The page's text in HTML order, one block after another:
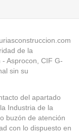
de la
Asprocon, CIF G-
sin su
del apartado
Industria de la
buzón de atención
con lo dispuesto en